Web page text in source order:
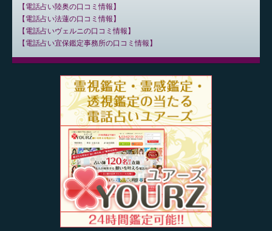
電話占い陸奥の口コミ情報
電話占い法蓮の口コミ情報
電話占いヴェルニの口コミ情報
電話占い宜保鑑定事務所の口コミ情報